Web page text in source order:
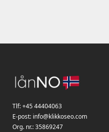
Tlf:+45 44404063
E-post: info@klikkoseo.com
Org. nr.:35869247